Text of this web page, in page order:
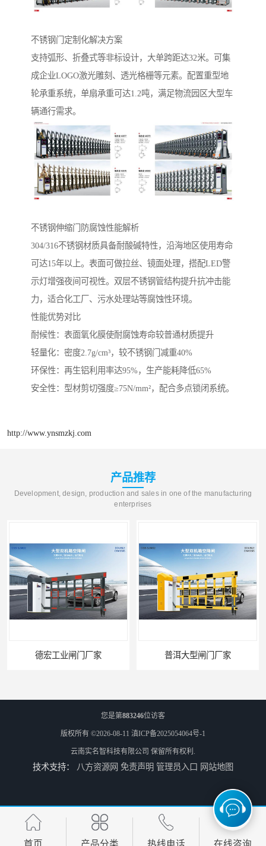
不锈钢门定制化解决方案‌
支持弧形、折叠式等非标设计，大单跨距达32米。可集
成企业LOGO激光雕刻、透光格栅等元素。配置重型地
轮承重系统，单扇承重可达1.2吨，满足物流园区大型车
辆通行需求。
不锈钢伸缩门防腐蚀性能解析‌
304/316不锈钢材质具备耐酸碱特性，沿海地区使用寿命
可达15年以上。表面可做拉丝、镜面处理，搭配LED警
示灯增强夜间可视性。双层不锈钢管结构提升抗冲击能
力，适合化工厂、污水处理站等腐蚀性环境。
性能优势对比
‌耐候性‌：表面氧化膜使耐腐蚀寿命较普通材质提升
‌轻量化‌：密度2.7g/cm³，较不锈钢门减重40%
‌环保性‌：再生铝利用率达95%，生产能耗降低65%
‌安全性‌：型材剪切强度≥75N/mm²，配合多点锁闭系统。
http://www.ynsmzkj.com
产品推荐
Development, design, production and sales in one of the manufacturing
enterprises
德宏工业闸门厂家 普洱大型闸门厂家
昆明大型闸门生成厂家 迪庆大型双机箱空降闸生成厂家
您是第883246位访客
版权所有 ©2026-08-11 滇ICP备2025054064号-1
云南实名智科技有限公司 保留所有权利.
技术支持： 八方资源网 免责声明 管理员入口 网站地图
首页 产品分类 热线电话 在线咨询